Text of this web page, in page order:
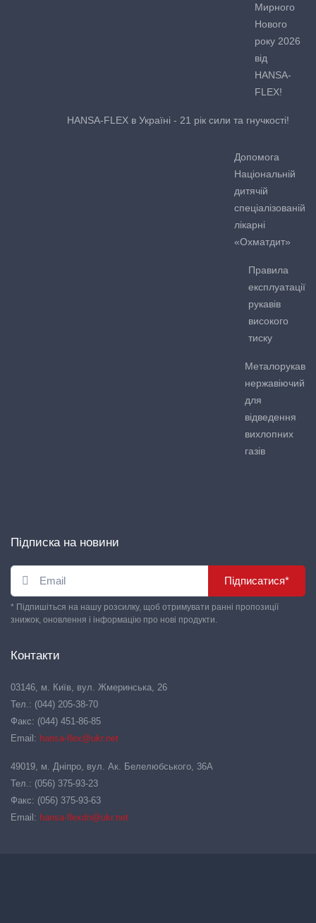
Мирного
Нового
року 2026
від
HANSA-
FLEX!
HANSA-FLEX в Україні - 21 рік сили та гнучкості!
Допомога
Національній
дитячій
спеціалізованій
лікарні
«Охматдит»
Правила
експлуатації
рукавів
високого
тиску
Металорукав
нержавіючий
для
відведення
вихлопних
газів
Підписка на новини
Підписатися*
* Підпишіться на нашу розсилку, щоб отримувати ранні пропозиції
знижок, оновлення і інформацію про нові продукти.
Контакти
03146, м. Київ, вул. Жмеринська, 26
Тел.: (044) 205-38-70
Факс: (044) 451-86-85
Email: hansa-flex@ukr.net
49019, м. Дніпро, вул. Ак. Белелюбського, 36А
Тел.: (056) 375-93-23
Факс: (056) 375-93-63
Email: hansa-flexdn@ukr.net